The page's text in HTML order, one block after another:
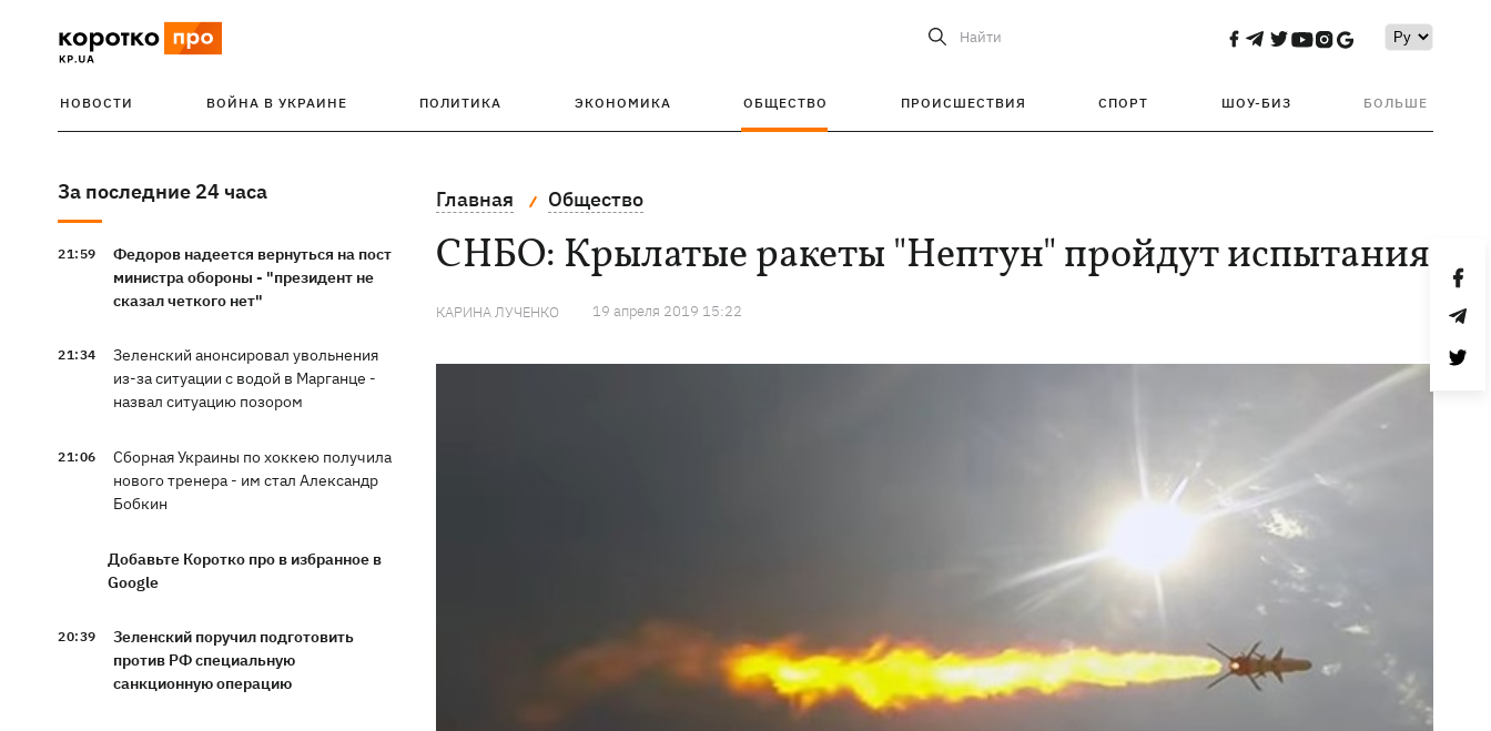
Найти
НОВОСТИ ВОЙНА В УКРАИНЕ ПОЛИТИКА ЭКОНОМИКА ОБЩЕСТВО ПРОИСШЕСТВИЯ СПОРТ ШОУ-БИЗ БОЛЬШЕ
За последние 24 часа
21:59
Федоров надеется вернуться на пост
министра обороны - "президент не
сказал четкого нет"
21:34
Зеленский анонсировал увольнения
из-за ситуации с водой в Марганце -
назвал ситуацию позором
21:06
Сборная Украины по хоккею получила
нового тренера - им стал Александр
Бобкин
Добавьте Коротко про в избранное в
Google
20:39
Зеленский поручил подготовить
против РФ специальную
санкционную операцию
Главная Общество
СНБО: Крылатые ракеты "Нептун" пройдут испытания
КАРИНА ЛУЧЕНКО 19 апреля 2019 15:22